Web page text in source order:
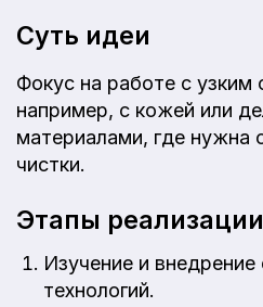
Суть идеи
Фокус на работе с узким
например, с кожей или
материалами, где нужна
чистки.
Этапы реализации
Изучение и
технологий.